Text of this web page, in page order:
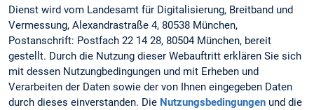
Dienst wird vom Landesamt für Digitalisierung, Breitband und
Vermessung, Alexandrastraße 4, 80538 München,
Postanschrift: Postfach 22 14 28, 80504 München, bereit
gestellt. Durch die Nutzung dieser Webauftritt erklären Sie sich
mit dessen Nutzungbedingungen und mit Erheben und
Verarbeiten der Daten sowie der von Ihnen eingegeben Daten
durch dieses einverstanden. Die Nutzungsbedingungen und die